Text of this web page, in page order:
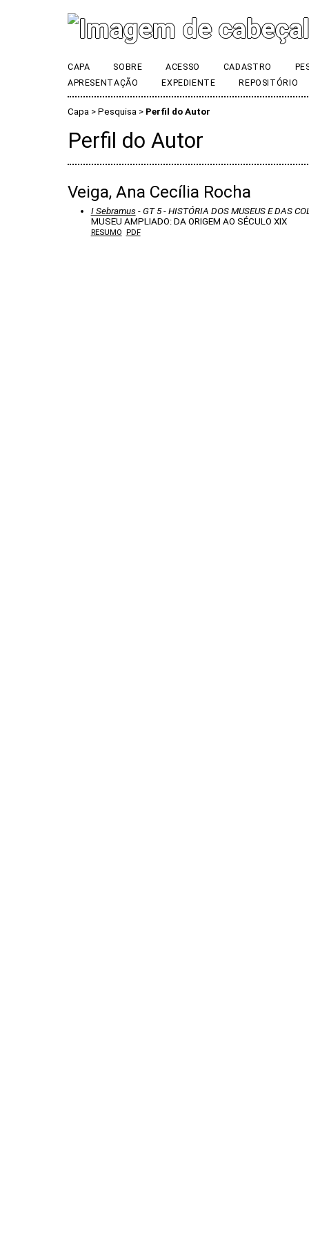
CAPA SOBRE ACESSO CADASTRO
APRESENTAÇÃO
EXPEDIENTE REPOSITÓRIO
Capa > Pesquisa > Perfil do Autor
Perfil do Autor
Veiga, Ana Cecília Rocha
I Sebramus - GT 5 - HISTÓRIA DOS MUSEUS E DAS
MUSEU AMPLIADO: DA ORIGEM AO SÉCULO XIX
RESUMO PDF